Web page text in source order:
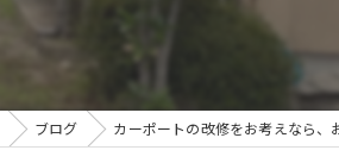
ブログ カーポートの改修をお考えなら、